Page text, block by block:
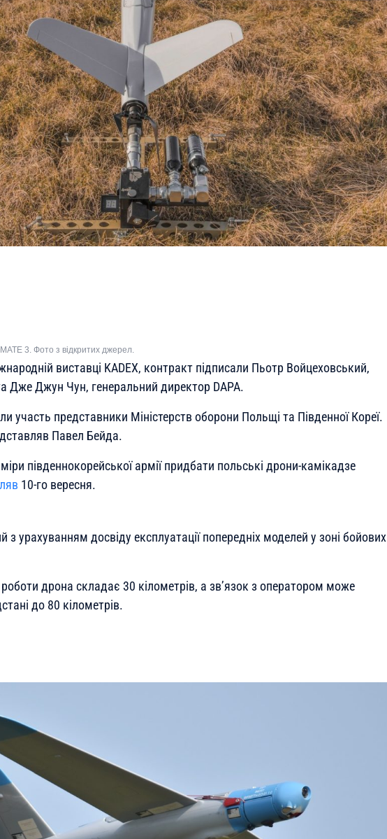
3. Фото з відкритих джерел.
виставці KADEX, контракт підписали Пьотр Войцеховський,
Дже Джун Чун, генеральний директор DAPA.
участь представники Міністерств оборони Польщі та Південної Кореї.
Павел Бейда.
південнокорейської армії придбати польські дрони-камікадзе
10-го вересня.
з урахуванням досвіду експлуатації попередніх моделей у зоні бойових
дрона складає 30 кілометрів, а зв’язок з оператором може
до 80 кілометрів.